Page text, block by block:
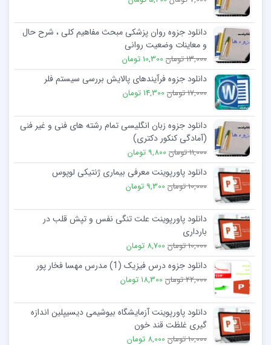
دانلود جزوه روان پزشکی مبحث مفاهیم کلی ، شرح حال
و معاینات وضعیت روانی
13,000 تومان 10,300 تومان
دانلود جزوه فرآیندهای پالایش بررسی سیستم فلر
17,000 تومان 14,300 تومان
دانلود جزوه زبان انگلیسی تمام رشته های فنی و غیر فنی
(آمادگی کنکور دکتری)
11,000 تومان 9,800 تومان
دانلود پاورپوینت معرفی بیماری ژنتیکی لوپوس
10,000 تومان 9,300 تومان
دانلود پاورپوینت علت تنگی نفس و تپش قلب در
بارداری
10,000 تومان 8,700 تومان
دانلود جزوه درس فیزیک (1) مدرس مهسا فخار پور
22,000 تومان 18,300 تومان
دانلود پاورپوینت آزمایشگاه بیوشیمی دیسیپلین اندازه
گیری غلظت قند خون
10,000 تومان 8,000 تومان